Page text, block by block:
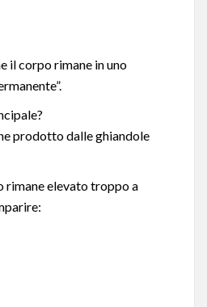
il corpo rimane in uno
prodotto dalle ghiandole
rimane elevato troppo a